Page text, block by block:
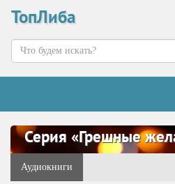
ТопЛиба
Серия «Грешные
Аудиокниги